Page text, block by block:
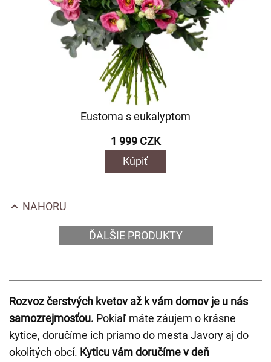
Eustoma s eukalyptom
1 999 CZK
Kúpiť
NAHORU
ĎALŠIE PRODUKTY
Rozvoz čerstvých kvetov až k vám domov je u nás
samozrejmosťou. Pokiaľ máte záujem o krásne
kytice, doručíme ich priamo do mesta Javory aj do
okolitých obcí. Kyticu vám doručíme v deň